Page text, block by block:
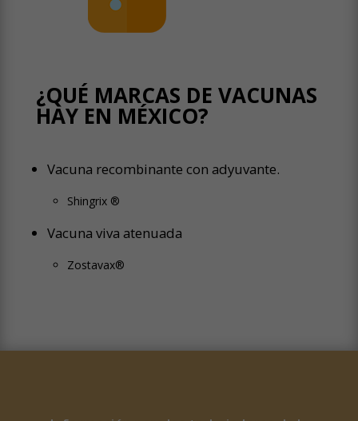
¿QUÉ MARCAS DE VACUNAS
HAY EN MÉXICO?
Vacuna recombinante con adyuvante.
Shingrix ®
Vacuna viva atenuada
Zostavax®